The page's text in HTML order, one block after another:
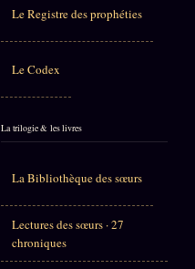
Le Registre des prophéties
Le Codex
La trilogie & les livres
La Bibliothèque des sœurs
Lectures des sœurs · 27
chroniques